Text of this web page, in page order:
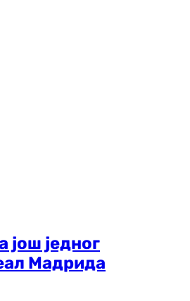
још једног
Мадрида